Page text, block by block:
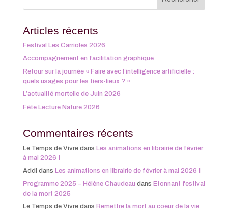
Articles récents
Festival Les Carrioles 2026
Accompagnement en facilitation graphique
Retour sur la journée « Faire avec l’intelligence artificielle :
quels usages pour les tiers-lieux ? »
L’actualité mortelle de Juin 2026
Fête Lecture Nature 2026
Commentaires récents
Le Temps de Vivredans Les animations en librairie de février
à mai 2026 !
Addi dans Les animations en librairie de février à mai 2026 !
Programme 2025 – Hélène Chaudeau dans Etonnant festival
de la mort 2025
Le Temps de Vivredans Remettre la mort au coeur de la vie